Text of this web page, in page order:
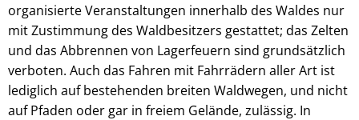
organisierte Veranstaltungen innerhalb des Waldes nur
mit Zustimmung des Waldbesitzers gestattet; das Zelten
und das Abbrennen von Lagerfeuern sind grundsätzlich
verboten. Auch das Fahren mit Fahrrädern aller Art ist
lediglich auf bestehenden breiten Waldwegen, und nicht
auf Pfaden oder gar in freiem Gelände, zulässig. In